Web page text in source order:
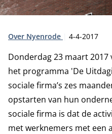
Type:
Over Nyenrode 4-4-2017
Donderdag 23 maart
het programma 'De
sociale firma’s zes
opstarten van hun
sociale firma is dat de
met werknemers met een